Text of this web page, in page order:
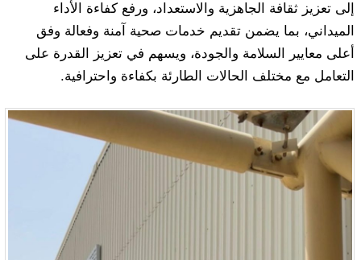
إلى تعزيز ثقافة الجاهزية والاستعداد، ورفع كفاءة الأداء
الميداني، بما يضمن تقديم خدمات صحية آمنة وفعالة وفق
أعلى معايير السلامة والجودة، ويسهم في تعزيز القدرة على
التعامل مع مختلف الحالات الطارئة بكفاءة واحترافية.